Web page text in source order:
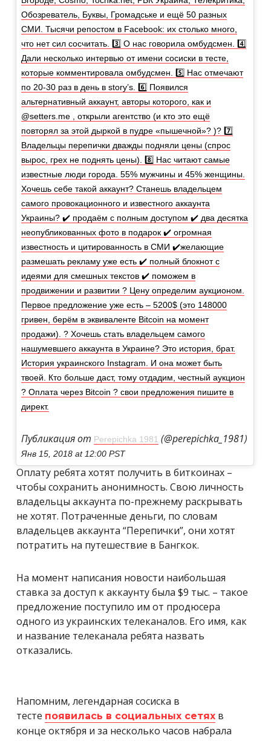
Обозреватель, Буквы, Громадське и ещё 50 разных
СМИ. Тысячи репостом в Facebook: их столько много,
что нет сил сосчитать. 3️⃣ О нас говорила омбудсмен. 4️⃣
Дали несколько интервью от имени сосиски в тесте,
которые комментировала омбудсмен. 5️⃣ Нас отмечают
по 20-30 раз в день в story’s. 6️⃣ Появился
альтернативный аккаунт, авторы которого, как и
@setters.me , открыли агентство (и кто это ещё
повторял за этой дыркой в пудре «пышечной»? )? 7️⃣
Владельцы перепички дважды подняли цены (спрос
вырос, грех не поднять цены). 8️⃣ Нас читают самые
известные люди города. 55% мужчины и 45% женщины.
Хочешь себе такой аккаунт? Станешь владельцем
самого провокационного и известного аккаунта
Украины? ✔️ продаём с полным доступом ✔️ два десятка
неопубликованных фото в подарок ✔️ огромная
известность и цитированность в СМИ ✔️желающие
размешать рекламу уже есть ✔️ полный блокнот с
идеями для смешных текстов ✔️ поможем в
продвижении и развитии ? Цену определим аукционом.
Первое предложение уже есть – 5200$ (это 148000
гривен, берём в эквиваленте Bitcoin на момент
продажи). ? Хочешь стать владельцем самого
нашумевшего аккаунта в Украине? Это история, брат.
История украинского Instagram. И она может быть
твоей. Кто больше даст, тому отдадим, честный аукцион
? Оплата через Bitcoin ? свои предложения пишите в
директ.
Публикация от Perepichka 1981 (@perepichka_1981)
Янв 15, 2018 at 12:00 PST
Оплату ребята хотят получить в биткоинах –
чтобы сохранить анонимность. Свою личность
владельцы аккаунта по-прежнему раскрывать
не хотят. Потраченные деньги, по словам
владельцев аккаунта “Перепички”, они хотят
потратить на путешествие в Бангкок.
На момент написания новости наибольшая
ставка за доступ к аккаунту была $9 тыс. – такое
предложение поступило им от продюсера
одного из украинских телеканалов. Его имя, как
и название телеканала ребята назвать
отказались.
Напомним, легендарная сосиска в
тесте появилась в социальных сетях в
конце октября и за несколько часов набрала